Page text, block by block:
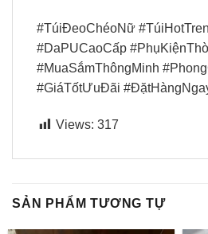
#TúiĐeoChéoNữ
#DaPUCaoCấp
#MuaSắmThôngMinh
#GiáTốtƯuĐãi
Views: 317
SẢN PHẨM TƯƠNG TỰ